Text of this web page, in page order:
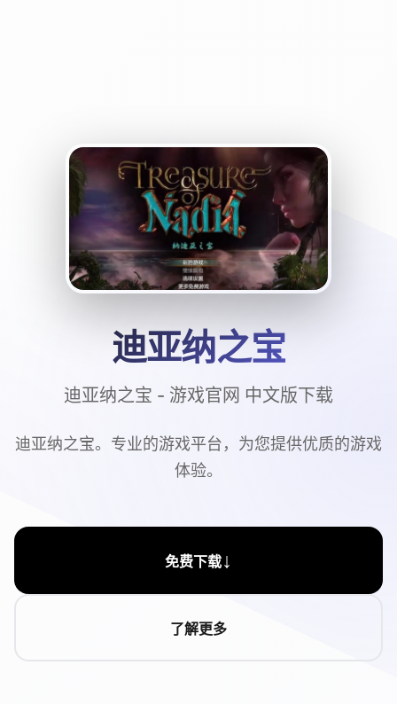
迪亚纳之宝
迪亚纳之宝 - 游戏官网 中文版下载
迪亚纳之宝。专业的游戏平台，为您提供优质的游戏
体验。
免费下载↓
了解更多